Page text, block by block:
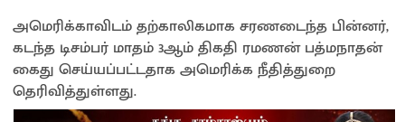
அமெரிக்காவிடம் தற்காலிகமாக சரணடைந்த பின்னர்,
கடந்த டிசம்பர் மாதம் 3ஆம் திகதி ரமணன் பத்மநாதன்
கைது செய்யப்பட்டதாக அமெரிக்க நீதித்துறை
தெரிவித்துள்ளது.